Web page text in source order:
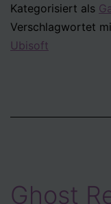
Kategorisiert als
Verschlagwortet
Ubisoft
Ghost